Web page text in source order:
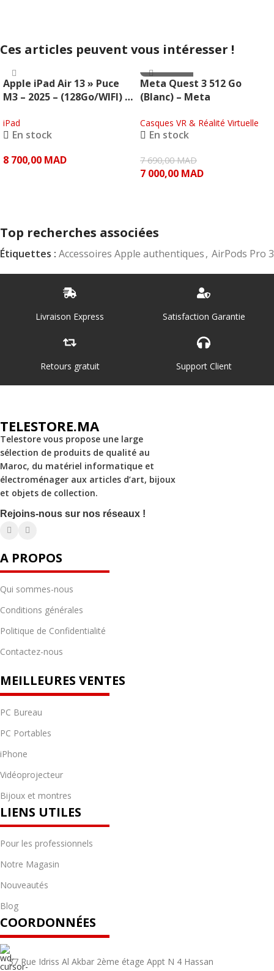
Ces articles peuvent vous intéresser !
Apple iPad Air 13 » Puce
M3 – 2025 – (128Go/WIFI) –
iPad
En stock
8 700,00 MAD
- 690.00 MAD
META
Meta Quest 3 512 Go
(Blanc) – Meta
Casques VR & Réalité Virtuelle
En stock
7 690,00MAD
7 000,00 MAD
Top recherches associées
Étiquettes : Accessoires Apple authentiques, AirPods Pro 3
Livraison Express Satisfaction Garantie
Retours gratuit Support Client
TELESTORE.MA
Telestore vous propose une large
sélection de produits de qualité au
Maroc, du matériel informatique et
électroménager aux articles d’art, bijoux
et objets de collection.
Rejoins-nous sur nos réseaux !
A PROPOS
Qui sommes-nous
Conditions générales
Politique de Confidentialité
Contactez-nous
MEILLEURES VENTES
PC Bureau
PC Portables
iPhone
Vidéoprojecteur
Bijoux et montres
LIENS UTILES
Pour les professionnels
Notre Magasin
Nouveautés
Blog
COORDONNÉES
37 Rue Idriss Al Akbar 2ème étage Appt N 4 Hassan